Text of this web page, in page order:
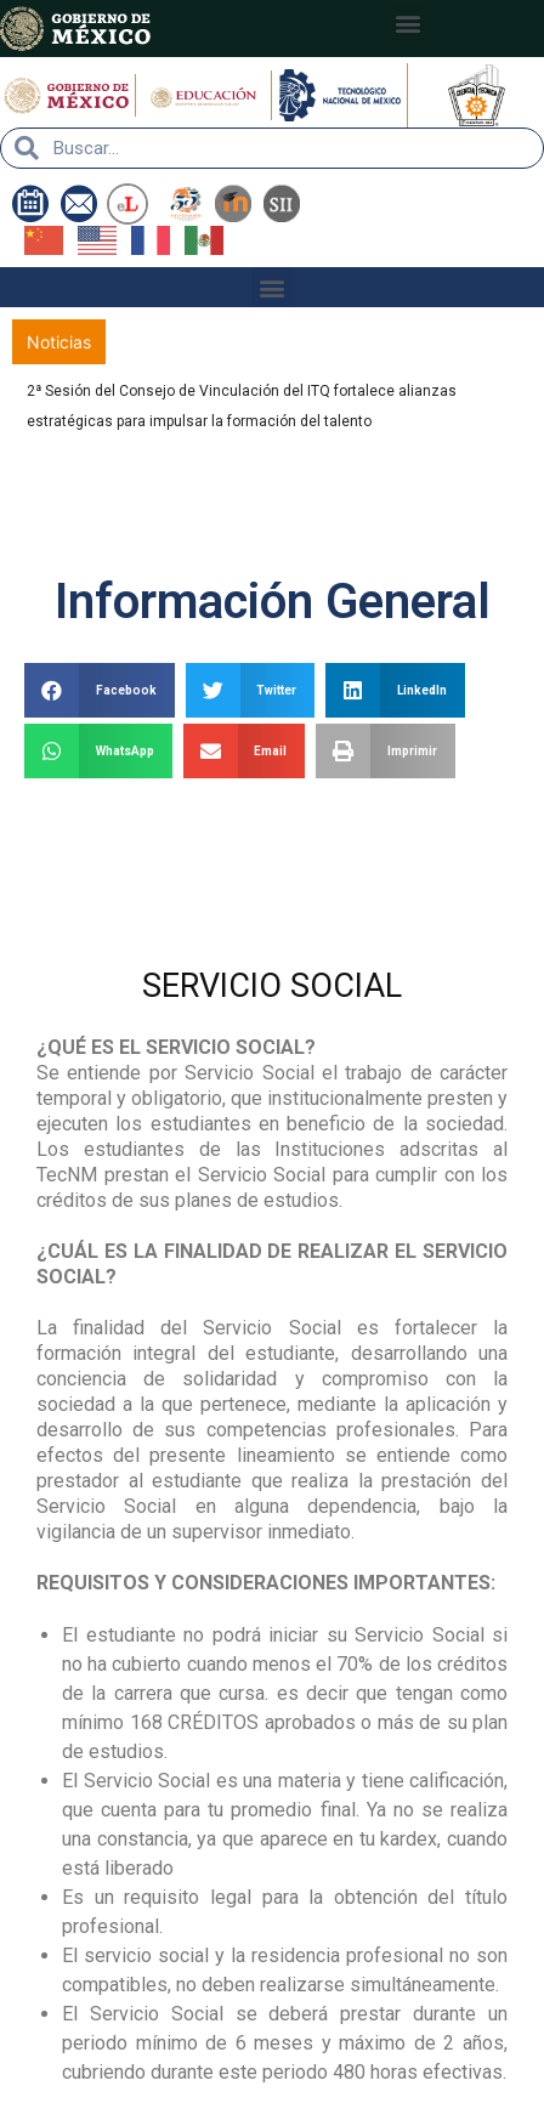
Nota:
este
sitio
web
incluye
un
sistema
de
accesibilidad.
Noticias
2ª Sesión del Consejo de Vinculación del ITQ fortalece alianzas
estratégicas para impulsar la formación del talento
Información General
Facebook Twitter LinkedIn
WhatsApp Email Imprimir
SERVICIO SOCIAL
¿QUÉ ES EL SERVICIO SOCIAL?
Se entiende por Servicio Social el trabajo de carácter
temporal y obligatorio, que institucionalmente presten y
ejecuten los estudiantes en beneficio de la sociedad.
Los estudiantes de las Instituciones adscritas al
TecNM prestan el Servicio Social para cumplir con los
créditos de sus planes de estudios.
¿CUÁL ES LA FINALIDAD DE REALIZAR EL SERVICIO
SOCIAL?
La finalidad del Servicio Social es fortalecer la
formación integral del estudiante, desarrollando una
conciencia de solidaridad y compromiso con la
sociedad a la que pertenece, mediante la aplicación y
desarrollo de sus competencias profesionales. Para
efectos del presente lineamiento se entiende como
prestador al estudiante que realiza la prestación del
Servicio Social en alguna dependencia, bajo la
vigilancia de un supervisor inmediato.
REQUISITOS Y CONSIDERACIONES IMPORTANTES:
El estudiante no podrá iniciar su Servicio Social si
no ha cubierto cuando menos el 70% de los créditos
de la carrera que cursa. es decir que tengan como
mínimo 168 CRÉDITOS aprobados o más de su plan
de estudios.
El Servicio Social es una materia y tiene calificación,
que cuenta para tu promedio final. Ya no se realiza
una constancia, ya que aparece en tu kardex, cuando
está liberado
Es un requisito legal para la obtención del título
profesional.
El servicio social y la residencia profesional no son
compatibles, no deben realizarse simultáneamente.
El Servicio Social se deberá prestar durante un
periodo mínimo de 6 meses y máximo de 2 años,
cubriendo durante este periodo 480 horas efectivas.